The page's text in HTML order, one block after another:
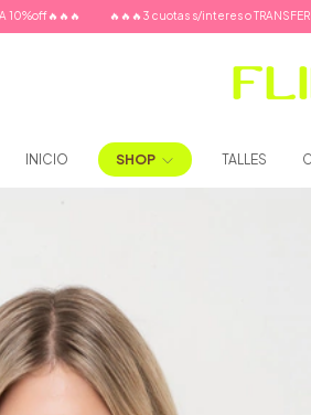
🔥🔥🔥3 cuotas s/interes o TRANSFERENCIA
INICIO SHOP TALLES